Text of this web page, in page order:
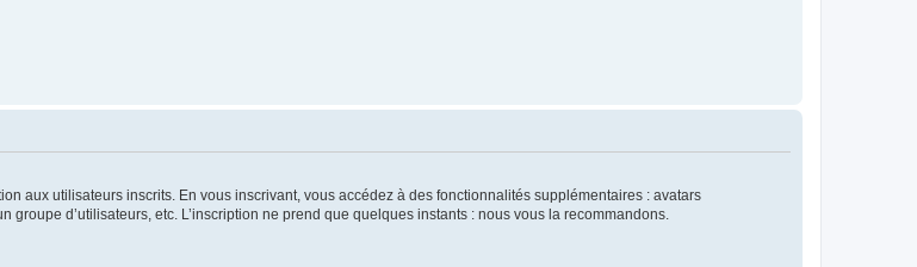
aux utilisateurs inscrits. En vous inscrivant, vous accédez à des fonctionnalités supplémentaires : avatars
d’utilisateurs, etc. L’inscription ne prend que quelques instants : nous vous la recommandons.